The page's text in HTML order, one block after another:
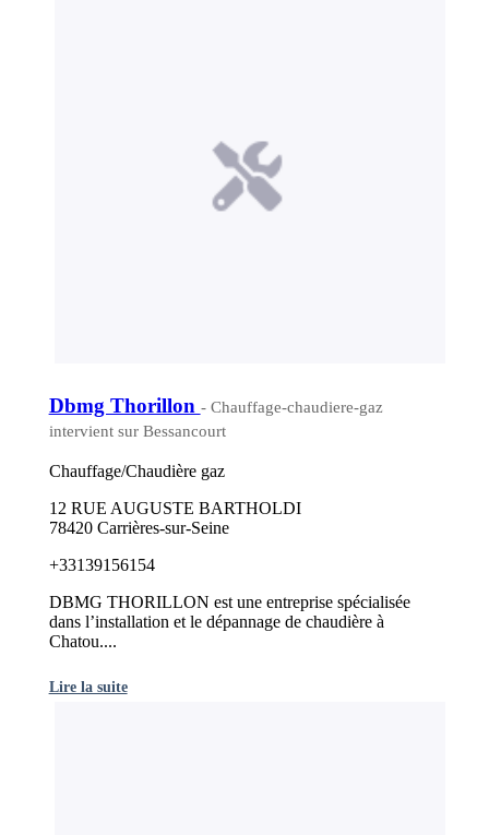
Dbmg Thorillon - Chauffage-chaudiere-gaz
intervient sur Bessancourt
Chauffage/Chaudière gaz
12 RUE AUGUSTE BARTHOLDI
78420 Carrières-sur-Seine
+33139156154
DBMG THORILLON est une entreprise spécialisée
dans l’installation et le dépannage de chaudière à
Chatou....
Lire la suite